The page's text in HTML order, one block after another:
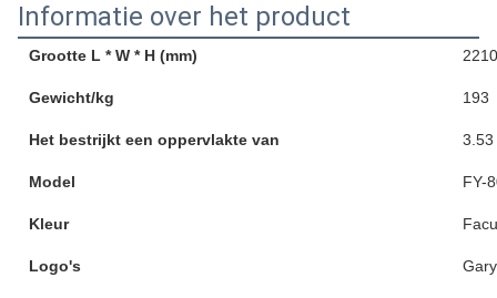
Informatie over het product
Grootte L * W * H (mm)
Gewicht/kg 193
Het bestrijkt een oppervlakte van 3.53
Model FY-
Kleur
Logo's